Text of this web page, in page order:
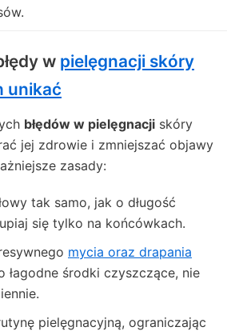
w pielęgnacji skóry
unikać
błędów w pielęgnacji skóry
jej zdrowie i zmniejszać objawy
zasady:
tak samo, jak o długość
się tylko na końcówkach.
mycia oraz drapania
łagodne środki czyszczące, nie
pielęgnacyjną, ograniczając